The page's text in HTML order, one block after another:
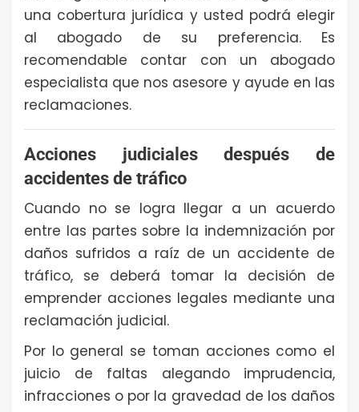
una cobertura jurídica y usted podrá elegir
al abogado de su preferencia. Es
recomendable contar con un abogado
especialista que nos asesore y ayude en las
reclamaciones.
Acciones judiciales después de
accidentes de tráfico
Cuando no se logra llegar a un acuerdo
entre las partes sobre la indemnización por
daños sufridos a raíz de un accidente de
tráfico, se deberá tomar la decisión de
emprender acciones legales mediante una
reclamación judicial.
Por lo general se toman acciones como el
juicio de faltas alegando imprudencia,
infracciones o por la gravedad de los daños